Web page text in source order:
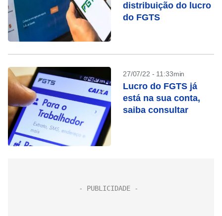
distribuição do lucro
do FGTS
27/07/22 - 11:33min
Lucro do FGTS já
está na sua conta,
saiba consultar